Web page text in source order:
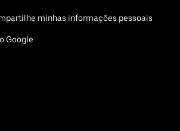
minhas informações pessoais
Google